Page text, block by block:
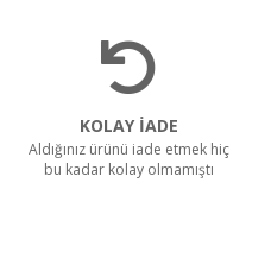
CTS40 MC Z22 EXA
KOLAY İADE
Aldığınız ürünü iade etmek hiç
bu kadar kolay olmamıştı